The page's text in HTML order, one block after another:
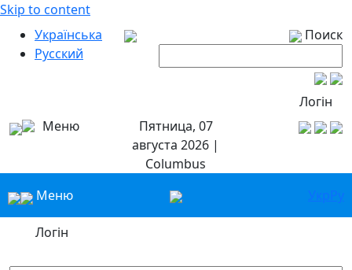
Skip to content
Українська
Русский
Поиск
Логін
Меню
Пятница, 07
августа 2026 |
Columbus
Меню
УкрРу
Логін